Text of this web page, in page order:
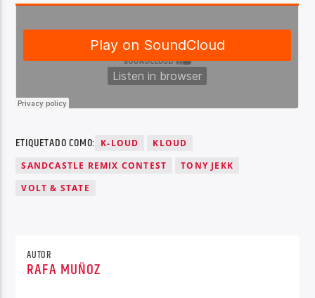
ETIQUETADO COMO: K-LOUD
KLOUD
SANDCASTLE REMIX CONTEST
TONY JEKK
VOLT & STATE
AUTOR
RAFA MUÑOZ